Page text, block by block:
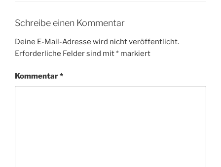
Schreibe einen Kommentar
Deine E-Mail-Adresse wird nicht veröffentlicht.
Erforderliche Felder sind mit* markiert
Kommentar*